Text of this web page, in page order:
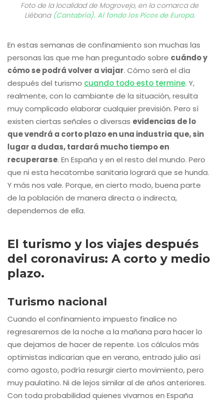
Foto de la localidad de Mogrovejo, en la comarca de
Liébana (Cantabria). Al fondo los Picos de Europa.
En estas semanas de confinamiento son muchas las
personas las que me han preguntado sobre cuándo y
cómo se podrá volver a viajar. Cómo será el día
después del turismo cuando todo esto termine. Y,
realmente, con lo cambiante de la situación, resulta
muy complicado elaborar cualquier previsión. Pero sí
existen ciertas señales o diversas evidencias de lo
que vendrá a corto plazo en una industria que, sin
lugar a dudas, tardará mucho tiempo en
recuperarse. En España y en el resto del mundo. Pero
que ni esta hecatombe sanitaria logrará que se hunda.
Y más nos vale. Porque, en cierto modo, buena parte
de la población de manera directa o indirecta,
dependemos de ella.
El turismo y los viajes después
del coronavirus: A corto y medio
plazo.
Turismo nacional
Cuando el confinamiento impuesto finalice no
regresaremos de la noche a la mañana para hacer lo
que dejamos de hacer de repente. Los cálculos más
optimistas indicarían que en verano, entrado julio así
como agosto, podría resurgir cierto movimiento, pero
muy paulatino. Ni de lejos similar al de años anteriores.
Con toda probabilidad quienes vivamos en España